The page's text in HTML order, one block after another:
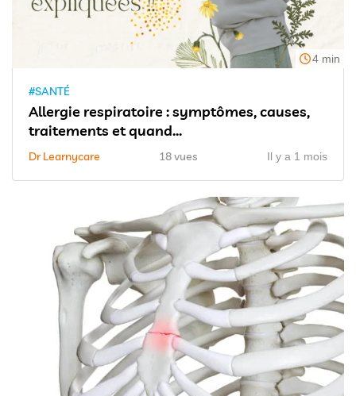
4 min
#SANTÉ
Allergie respiratoire : symptômes, causes,
traitements et quand...
Dr Learnycare 18 vues Il y a 1 mois